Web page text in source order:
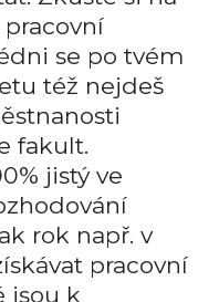
se po tvém
též nejdeš
fakult.
jistý ve
rok např. v
pracovní
jsou k